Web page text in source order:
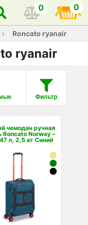
0 0
Roncato ryanair
ryanair
Фильтр
чемодан ручная
Roncato Norway –
л, 2,5 кг Синий